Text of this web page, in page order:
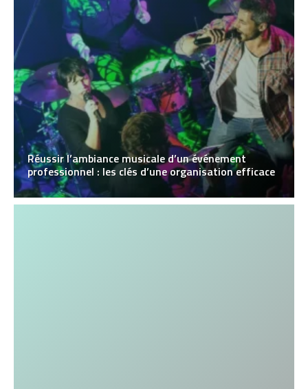
Réussir l’ambiance musicale d’un événement
professionnel : les clés d’une organisation efficace